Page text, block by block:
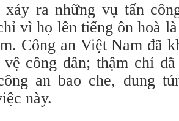
ra những vụ tấn
vì họ lên tiếng ôn hoà
Công an Việt Nam đã
vệ công dân; thậm chí
an bao che, dung
này.